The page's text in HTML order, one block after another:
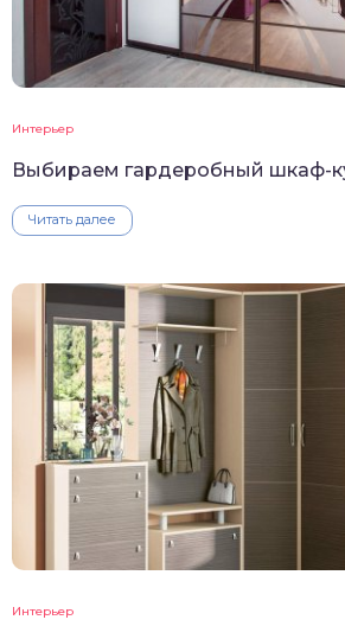
Интерьер
Выбираем гардеробный шкаф-
Читать далее
Интерьер